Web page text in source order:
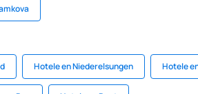
Hotele en Niederelsungen Hotele